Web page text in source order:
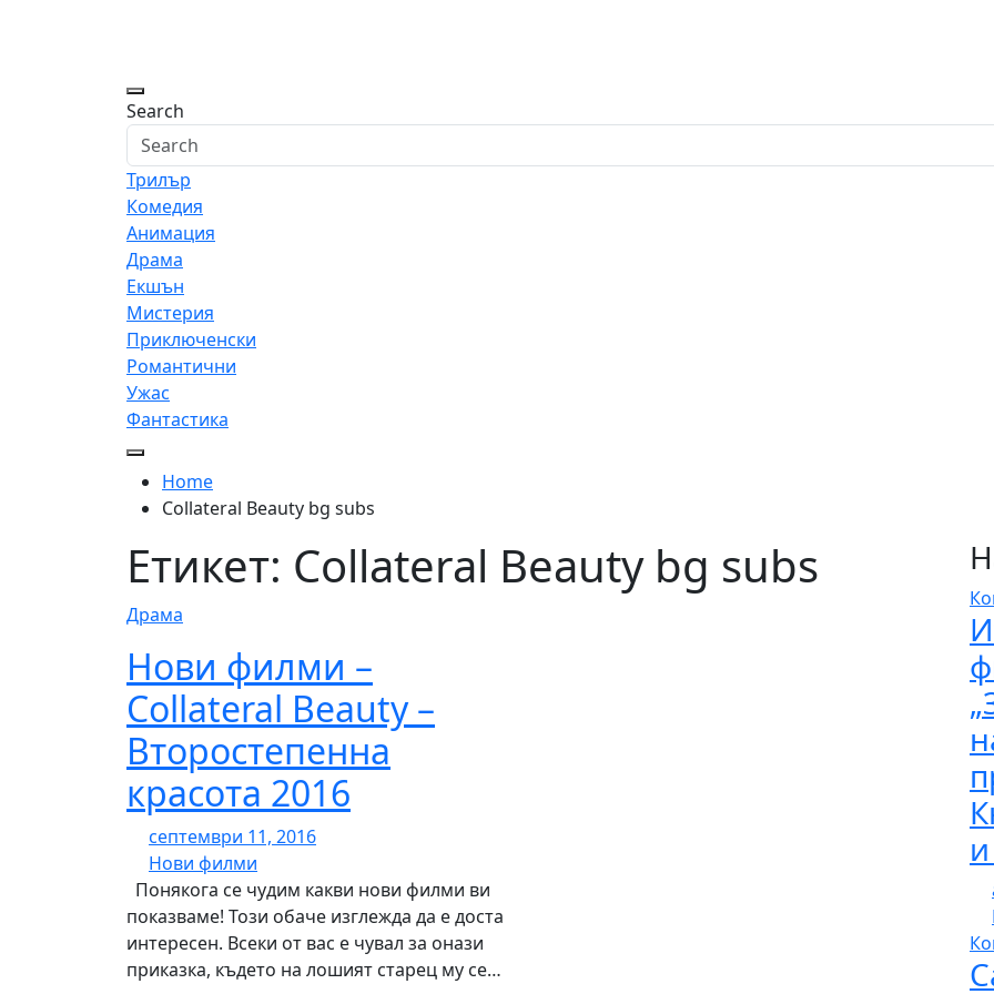
Search
Трилър
Комедия
Анимация
Драма
Екшън
Мистерия
Приключенски
Романтични
Ужас
Фантастика
Home
Collateral Beauty bg subs
Етикет: Collateral Beauty bg subs
Драма
Нови филми –
Collateral Beauty –
Второстепенна
красота 2016
септември 11, 2016
Нови филми
Понякога се чудим какви нови филми ви
показваме! Този обаче изглежда да е доста
интересен. Всеки от вас е чувал за онази
приказка, където на лошият старец му се…